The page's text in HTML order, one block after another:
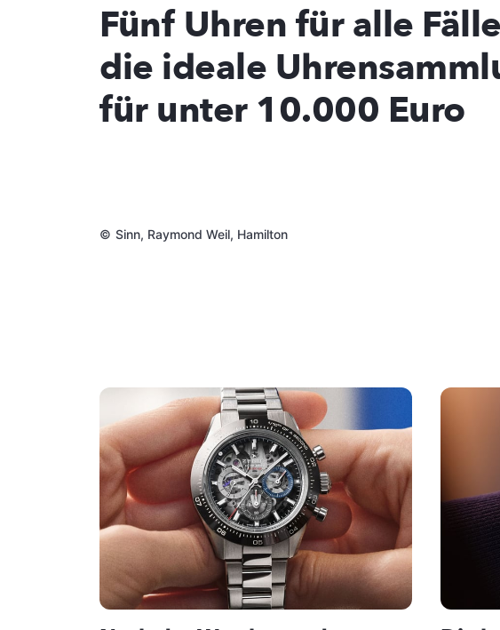
Fünf Uhren für alle
die ideale
für unter 10.000 Euro
© Sinn, Raymond Weil, Hamilton